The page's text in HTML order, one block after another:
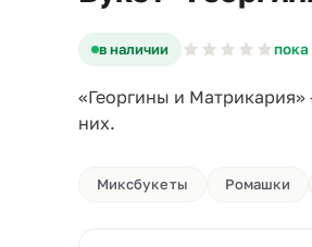
в наличии пока
«Георгины и Матрикария»
них.
Миксбукеты Ромашки